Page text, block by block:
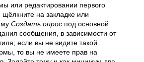
или редактировании первого
на закладке или
Создать опрос под основной
сообщения, в зависимости от
если вы не видите такой
то вы не имеете прав на